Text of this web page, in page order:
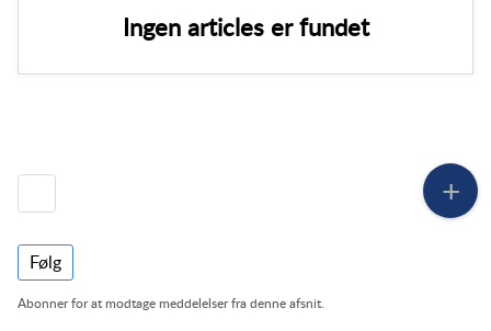
Ingen articles er fundet
Følg
Abonner for at modtage meddelelser fra denne afsnit.